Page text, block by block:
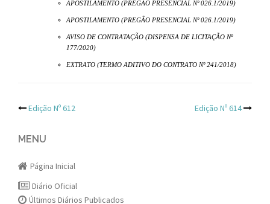
APOSTILAMENTO (PREGÃO PRESENCIAL Nº 026.1/2019)
APOSTILAMENTO (PREGÃO PRESENCIAL Nº 026.1/2019)
AVISO DE CONTRATAÇÃO (DISPENSA DE LICITAÇÃO Nº
177/2020)
EXTRATO (TERMO ADITIVO DO CONTRATO Nº 241/2018)
Post
navigation
Edição Nº 612 Edição Nº 614
MENU
Página Inicial
Diário Oficial
Últimos Diários Publicados